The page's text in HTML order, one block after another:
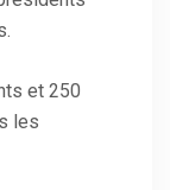
et 250
les